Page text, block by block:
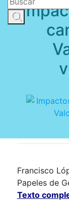
Francisco
Papeles de
Texto